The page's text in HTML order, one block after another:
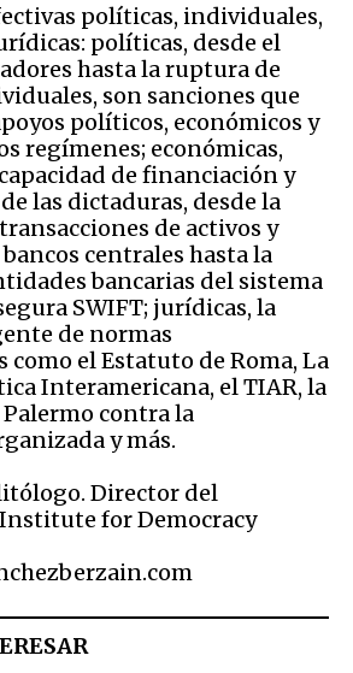
políticas, individuales,
políticas, desde el
hasta la ruptura de
son sanciones que
políticos, económicos y
regímenes; económicas,
de financiación y
las dictaduras, desde la
de activos y
centrales hasta la
bancarias del sistema
SWIFT; jurídicas, la
de normas
el Estatuto de Roma, La
Interamericana, el TIAR, la
contra la
y más.
Director del
for Democracy